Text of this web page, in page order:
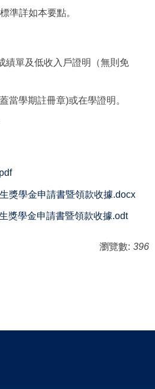
準詳如本要點。
績單及低收入戶證明（無則免
當學期註冊章)或在學證明。
獎學金申請書暨領款收據.docx
獎學金申請書暨領款收據.odt
瀏覽數: 396